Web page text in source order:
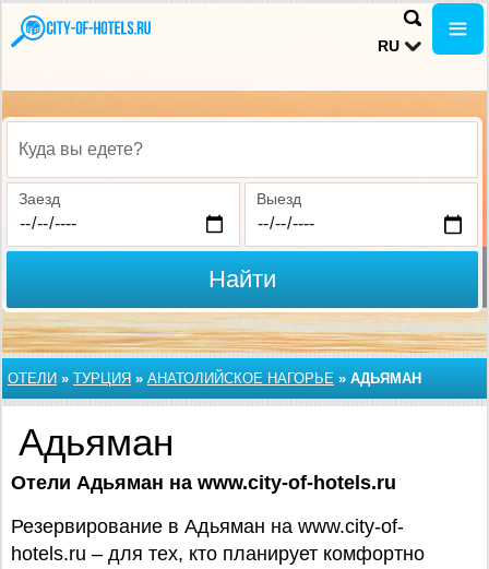
RU
Куда вы едете?
Заезд Выезд
Найти
ОТЕЛИ » ТУРЦИЯ » АНАТОЛИЙСКОЕ НАГОРЬЕ » АДЬЯМАН
Адьяман
Отели Адьяман на www.city-of-hotels.ru
Резервирование в Адьяман на www.city-of-
hotels.ru – для тех, кто планирует комфортно